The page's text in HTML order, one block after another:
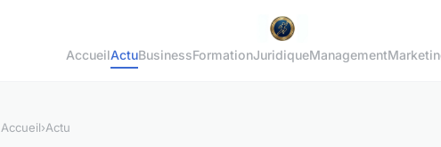
AccueilActuBusinessFormationJuridiqueManagement
Accueil›Actu